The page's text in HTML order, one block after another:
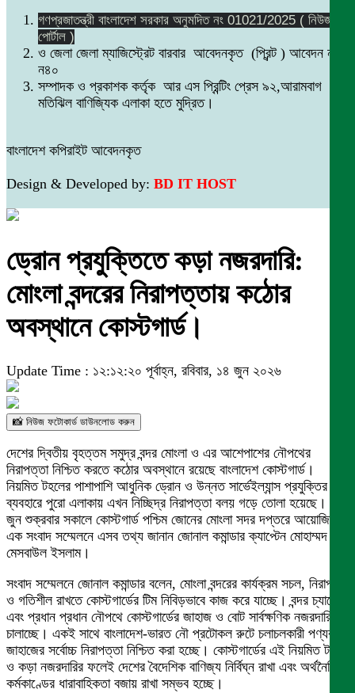
গণপ্রজাতন্ত্রী বাংলাদেশ সরকার অনুমদিত নং 01021/2025 ( নিউজ
পোর্টাল )
ও জেলা জেলা ম্যাজিস্ট্রেট বারবার আবেদনকৃত (প্রিন্ট ) আবেদন নং
ন৪০
সম্পাদক ও প্রকাশক কর্তৃক আর এস প্রিন্টিং প্রেস ৯২,আরামবাগ
মতিঝিল বাণিজ্যিক এলাকা হতে মুদ্রিত।
বাংলাদেশ কপিরাইট আবেদনকৃত
Design & Developed by: BD IT HOST
ড্রোন প্রযুক্তিতে কড়া নজরদারি:
মোংলা বন্দরের নিরাপত্তায় কঠোর
অবস্থানে কোস্টগার্ড।
Update Time : ১২:১২:২০ পূর্বাহ্ন, রবিবার, ১৪ জুন ২০২৬
📸 নিউজ ফটোকার্ড ডাউনলোড করুন
দেশের দ্বিতীয় বৃহত্তম সমুদ্র বন্দর মোংলা ও এর আশেপাশের নৌপথের
নিরাপত্তা নিশ্চিত করতে কঠোর অবস্থানে রয়েছে বাংলাদেশ কোস্টগার্ড।
নিয়মিত টহলের পাশাপাশি আধুনিক ড্রোন ও উন্নত সার্ভেইল্যান্স প্রযুক্তির
ব্যবহারে পুরো এলাকায় এখন নিচ্ছিদ্র নিরাপত্তা বলয় গড়ে তোলা হয়েছে। ১২
জুন শুক্রবার সকালে কোস্টগার্ড পশ্চিম জোনের মোংলা সদর দপ্তরে আয়োজিত
এক সংবাদ সম্মেলনে এসব তথ্য জানান জোনাল কমান্ডার ক্যাপ্টেন মোহাম্মদ
মেসবাউল ইসলাম।
​সংবাদ সম্মেলনে জোনাল কমান্ডার বলেন, মোংলা বন্দরের কার্যক্রম সচল, নিরাপদ
ও গতিশীল রাখতে কোস্টগার্ডের টিম নিবিড়ভাবে কাজ করে যাচ্ছে। বন্দর চ্যানেল
এবং প্রধান প্রধান নৌপথে কোস্টগার্ডের জাহাজ ও বোট সার্বক্ষণিক নজরদারি
চালাচ্ছে। একই সাথে বাংলাদেশ-ভারত নৌ প্রটোকল রুটে চলাচলকারী পণ্যবাহী
জাহাজের সর্বোচ্চ নিরাপত্তা নিশ্চিত করা হচ্ছে। কোস্টগার্ডের এই নিয়মিত টহল
ও কড়া নজরদারির ফলেই দেশের বৈদেশিক বাণিজ্য নির্বিঘ্ন রাখা এবং অর্থনৈতিক
কর্মকাণ্ডের ধারাবাহিকতা বজায় রাখা সম্ভব হচ্ছে।